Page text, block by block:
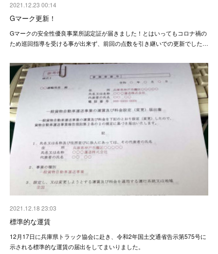
2021.12.23 00:14
Gマーク更新！
Gマークの安全性優良事業所認定証が届きました！とはいってもコロナ禍の
ため巡回指導を受ける事が出来ず、前回の点数を引き継いでの更新でした…
2021.12.18 23:03
標準的な運賃
12月17日に兵庫県トラック協会に赴き、令和2年国土交通省告示第575号に
示される標準的な運賃の届出をしてまいりました。